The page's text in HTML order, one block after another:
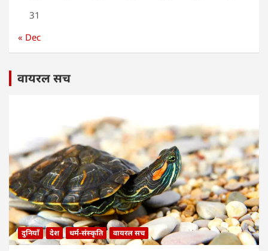
31
« Dec
वायरल सच
दुनियाँ देश धर्म-संस्कृति वायरल सच